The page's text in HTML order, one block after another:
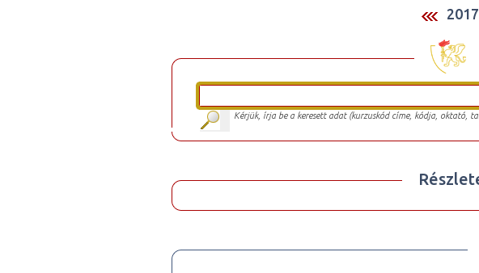
Kérjük, írja be a keresett adat (kurzuskód címe, kódja, oktató,